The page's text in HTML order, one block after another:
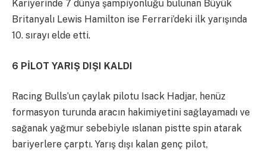
Kariyerinde 7 dünya şampiyonluğu bulunan Büyük
Britanyalı Lewis Hamilton ise Ferrari’deki ilk yarışında
10. sırayı elde etti.
6 PİLOT YARIŞ DIŞI KALDI
Racing Bulls’un çaylak pilotu Isack Hadjar, henüz
formasyon turunda aracın hakimiyetini sağlayamadı ve
sağanak yağmur sebebiyle ıslanan pistte spin atarak
bariyerlere çarptı. Yarış dışı kalan genç pilot,